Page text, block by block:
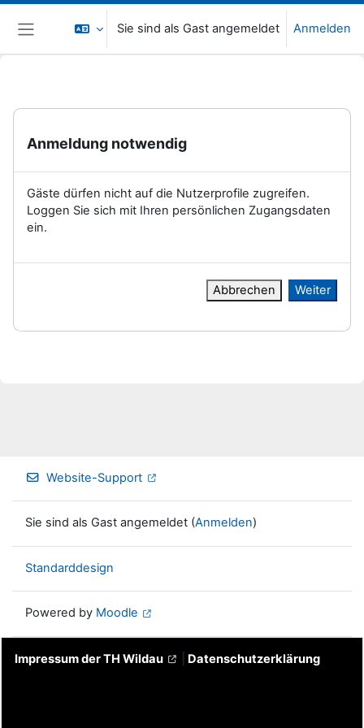
Zum Hauptinhalt
Website-Übersicht
Sie sind als Gast angemeldet Anmelden
Anmeldung notwendig
Gäste dürfen nicht auf die Nutzerprofile zugreifen.
Loggen Sie sich mit Ihren persönlichen Zugangsdaten
ein.
Abbrechen Weiter
Website-Support
Sie sind als Gast angemeldet (Anmelden)
Standarddesign
Powered by Moodle
Impressum der TH Wildau Datenschutzerklärung